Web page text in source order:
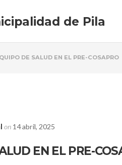
DE SALUD EN EL PRE-COSAPRO
on 14 abril, 2025
EN EL PRE-